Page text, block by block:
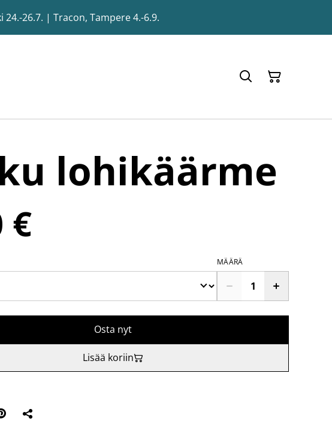
26.7. | Tracon, Tampere 4.-6.9.
lohikäärme
€
MÄÄRÄ
Osta nyt
Lisää koriin